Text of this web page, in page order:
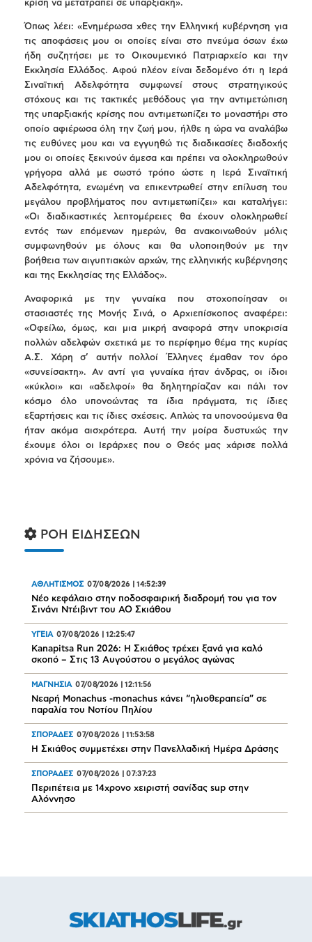
κρίση να μετατραπεί σε υπαρξιακή».
Όπως λέει: «Ενημέρωσα χθες την Ελληνική κυβέρνηση για
τις αποφάσεις μου οι οποίες είναι στο πνεύμα όσων έχω
ήδη συζητήσει με το Οικουμενικό Πατριαρχείο και την
Εκκλησία Ελλάδος. Αφού πλέον είναι δεδομένο ότι η Ιερά
Σιναϊτική Αδελφότητα συμφωνεί στους στρατηγικούς
στόχους και τις τακτικές μεθόδους για την αντιμετώπιση
της υπαρξιακής κρίσης που αντιμετωπίζει το μοναστήρι στο
οποίο αφιέρωσα όλη την ζωή μου, ήλθε η ώρα να αναλάβω
τις ευθύνες μου και να εγγυηθώ τις διαδικασίες διαδοχής
μου οι οποίες ξεκινούν άμεσα και πρέπει να ολοκληρωθούν
γρήγορα αλλά με σωστό τρόπο ώστε η Ιερά Σιναϊτική
Αδελφότητα, ενωμένη να επικεντρωθεί στην επίλυση του
μεγάλου προβλήματος που αντιμετωπίζει» και καταλήγει:
«Οι διαδικαστικές λεπτομέρειες θα έχουν ολοκληρωθεί
εντός των επόμενων ημερών, θα ανακοινωθούν μόλις
συμφωνηθούν με όλους και θα υλοποιηθούν με την
βοήθεια των αιγυπτιακών αρχών, της ελληνικής κυβέρνησης
και της Εκκλησίας της Ελλάδος».
Αναφορικά με την γυναίκα που στοχοποίησαν οι
στασιαστές της Μονής Σινά, ο Αρχιεπίσκοπος αναφέρει:
«Οφείλω, όμως, και μια μικρή αναφορά στην υποκρισία
πολλών αδελφών σχετικά με το περίφημο θέμα της κυρίας
Α.Σ. Χάρη σ’ αυτήν πολλοί Έλληνες έμαθαν τον όρο
«συνείσακτη». Αν αντί για γυναίκα ήταν άνδρας, οι ίδιοι
«κύκλοι» και «αδελφοί» θα δηλητηρίαζαν και πάλι τον
κόσμο όλο υπονοώντας τα ίδια πράγματα, τις ίδιες
εξαρτήσεις και τις ίδιες σχέσεις. Απλώς τα υπονοούμενα θα
ήταν ακόμα αισχρότερα. Αυτή την μοίρα δυστυχώς την
έχουμε όλοι οι Ιεράρχες που ο Θεός μας χάρισε πολλά
χρόνια να ζήσουμε».
ΡΟΗ ΕΙΔΗΣΕΩΝ
ΑΘΛΗΤΙΣΜΟΣ 07/08/2026 14:52:39
Νέο κεφάλαιο στην ποδοσφαιρική διαδρομή του για τον
Σινάνι Ντέιβιντ του ΑΟ Σκιάθου
ΥΓΕΙΑ 07/08/2026 12:25:47
Kanapitsa Run 2026: Η Σκιάθος τρέχει ξανά για καλό
σκοπό – Στις 13 Αυγούστου ο μεγάλος αγώνας
ΜΑΓΝΗΣΙΑ 07/08/2026 12:11:56
Νεαρή Monachus -monachus κάνει “ηλιοθεραπεία” σε
παραλία του Νοτίου Πηλίου
ΣΠΟΡΑΔΕΣ 07/08/2026 11:53:58
Η Σκιάθος συμμετέχει στην Πανελλαδική Ημέρα Δράσης
ΣΠΟΡΑΔΕΣ 07/08/2026 07:37:23
Περιπέτεια με 14χρονο χειριστή σανίδας sup στην
Αλόννησο